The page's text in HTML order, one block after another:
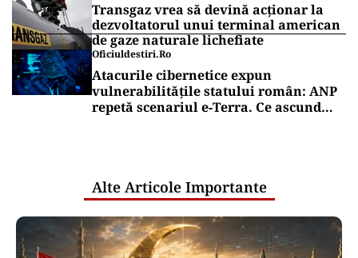
Transgaz vrea să devină acționar la
dezvoltatorul unui terminal american
de gaze naturale lichefiate
Oficiuldestiri.ro
Atacurile cibernetice expun
vulnerabilitățile statului român: ANP
repetă scenariul e‑Terra. Ce ascund
Alte Articole Importante